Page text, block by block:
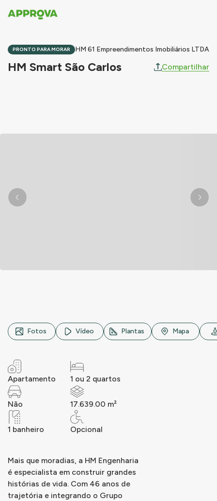
PRONTO PARA MORAR HM 61 Empreendimentos Imobiliários LTDA
HM Smart São Carlos Compartilhar
Rua Rio Araguaia, n° 1065, Jardim Jockey Clube, São
Fotos Vídeo Plantas Mapa
Apartamento 1 ou 2 quartos
Não 17.639.00 m²
1 banheiro Opcional
Mais que moradias, a HM Engenharia
é especialista em construir grandes
histórias de vida. Com 46 anos de
trajetória e integrando o Grupo